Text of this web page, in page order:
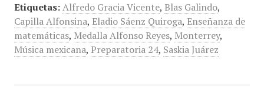
Etiquetas: Alfredo Gracia Vicente, Blas Galindo,
Capilla Alfonsina, Eladio Sáenz Quiroga, Enseñanza de
matemáticas, Medalla Alfonso Reyes, Monterrey,
Música mexicana, Preparatoria 24, Saskia Juárez